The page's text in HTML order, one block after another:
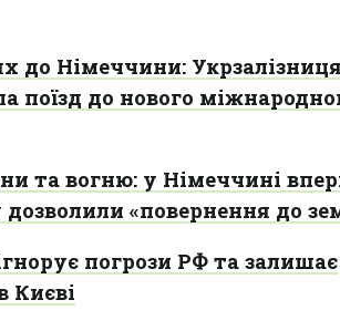
до Німеччини:
поїзд до нового
та вогню: у Німеччині
дозволили «повернення до
погрози РФ та залишає
Києві